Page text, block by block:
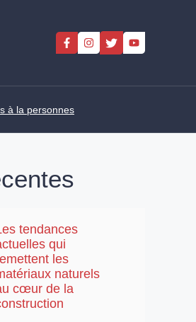
à la personnes
tendances
qui
les
naturels
cœur de la